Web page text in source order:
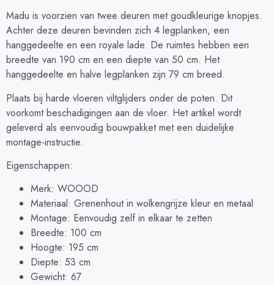
Madu is voorzien van twee deuren met goudkleurige knopjes.
Achter deze deuren bevinden zich 4 legplanken, een
hanggedeelte en een royale lade. De ruimtes hebben een
breedte van 190 cm en een diepte van 50 cm. Het
hanggedeelte en halve legplanken zijn 79 cm breed.
Plaats bij harde vloeren viltglijders onder de poten. Dit
voorkomt beschadigingen aan de vloer. Het artikel wordt
geleverd als eenvoudig bouwpakket met een duidelijke
montage-instructie.
Eigenschappen:
Merk: WOOOD
Materiaal: Grenenhout in wolkengrijze kleur en metaal
Montage: Eenvoudig zelf in elkaar te zetten
Breedte: 100 cm
Hoogte: 195 cm
Diepte: 53 cm
Gewicht: 67